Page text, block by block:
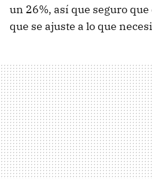
un 26%, así que seguro
que se ajuste a lo que